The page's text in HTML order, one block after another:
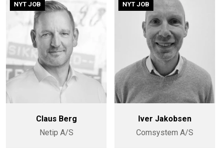
NYT JOB
Claus Berg
Netip A/S
NYT JOB
Iver Jakobsen
Comsystem A/S